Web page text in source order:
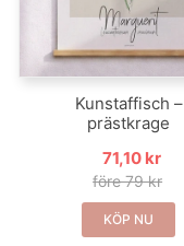
Kunstaffisch –
prästkrage
71,10 kr
före 79 kr
KÖP NU